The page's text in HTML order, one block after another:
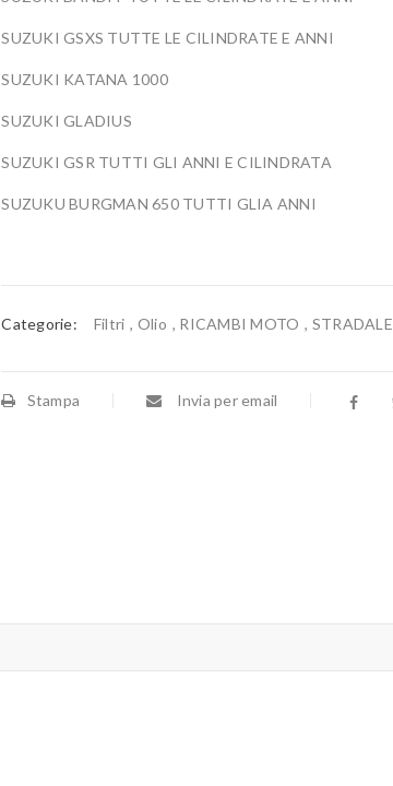
SUZUKI GSXS TUTTE LE CILINDRATE E ANNI
SUZUKI KATANA 1000
SUZUKI GLADIUS
SUZUKI GSR TUTTI GLI ANNI E CILINDRATA
SUZUKU BURGMAN 650 TUTTI GLIA ANNI
Categorie: Filtri , Olio , RICAMBI MOTO , STRADALE
Stampa Invia per email